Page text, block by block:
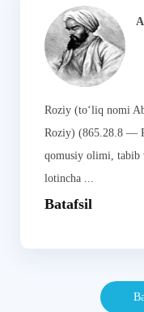
Roziy (to‘liq nomi
Roziy) (865.28.8 —
qomusiy olimi, tabib
lotincha ...
Batafsil